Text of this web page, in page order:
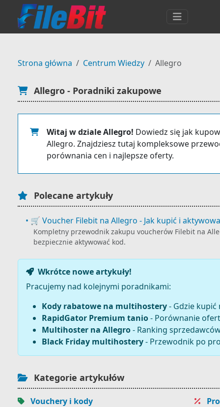
Strona główna Centrum Wiedzy Allegro
Allegro - Poradniki zakupowe
Witaj w dziale Allegro! Dowiedz się jak
Allegro. Znajdziesz tutaj kompleksowe
porównania cen i najlepsze oferty.
Polecane artykuły
• 🛒 Voucher Filebit na Allegro - Jak kupić i
Kompletny przewodnik zakupu voucherów Filebit na
bezpiecznie aktywować kod.
Wkrótce nowe artykuły!
Pracujemy nad kolejnymi poradnikami:
Kody rabatowe na multihostery- Gdzie kupić
RapidGator Premium tanio- Porównanie
Multihoster na Allegro- Ranking
Black Friday multihostery- Przewodnik po
Kategorie artykułów
Vouchery i kody